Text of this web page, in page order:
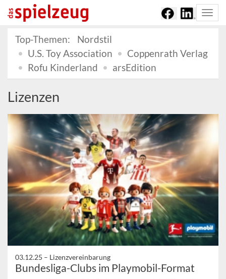
Top-Themen:
Nordstil
U.S. Toy Association
Coppenrath Verlag
Rofu Kinderland
arsEdition
Lizenzen
03.12.25 – Lizenzvereinbarung
Bundesliga-Clubs im Playmobil-Format